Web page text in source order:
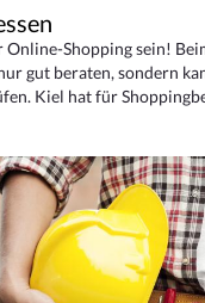
Online-Shopping sein!
gut beraten, sondern
Kiel hat für